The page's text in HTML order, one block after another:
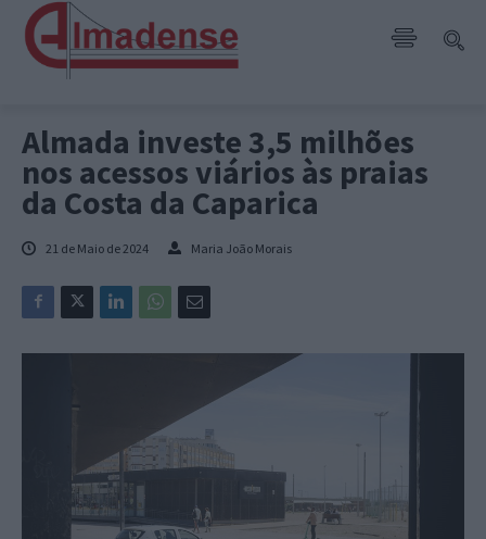
Almada investe 3,5 milhões
nos acessos viários às praias
da Costa da Caparica
21 de Maio de 2024 Maria João Morais